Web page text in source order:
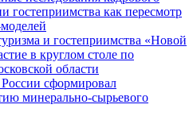
гостеприимства как пересмотр
и гостеприимства «Новой
в круглом столе по
области
сформировал
минерально-сырьевого